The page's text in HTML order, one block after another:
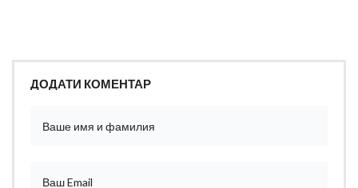
ДОДАТИ КОМЕНТАР